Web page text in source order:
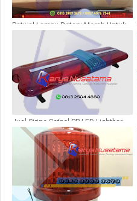
Patwal Lampu Rotary Merah Untuk
Ambulan
Jual Sirine Satpol PP LED Lightbar
Rotary Red di Sulawesi